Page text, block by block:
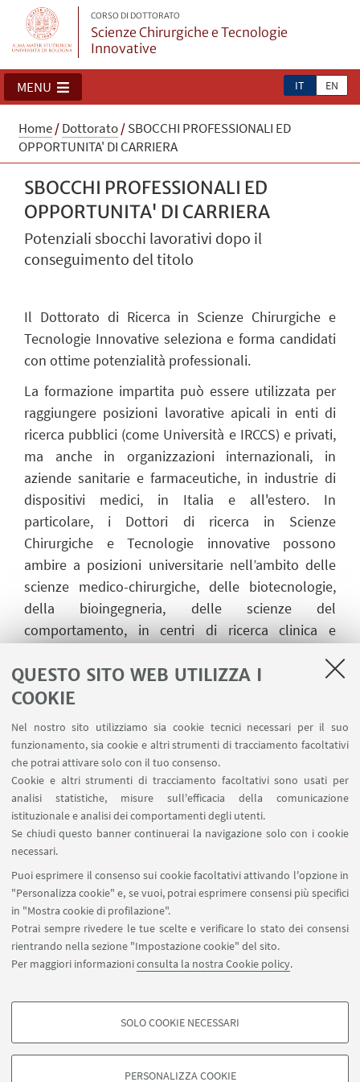
QUESTO SITO WEB UTILIZZA I
COOKIE
Nel nostro sito utilizziamo sia cookie tecnici necessari per il suo
funzionamento, sia cookie e altri strumenti di tracciamento facoltativi
che potrai attivare solo con il tuo consenso.
Cookie e altri strumenti di tracciamento facoltativi sono usati per
analisi statistiche, misure sull'efficacia della comunicazione
istituzionale e analisi dei comportamenti degli utenti.
Se chiudi questo banner continuerai la navigazione solo con i cookie
necessari.
Puoi esprimere il consenso sui cookie facoltativi attivando l'opzione in
"Personalizza cookie" e, se vuoi, potrai esprimere consensi più specifici
in "Mostra cookie di profilazione".
Potrai sempre rivedere le tue scelte e verificare lo stato dei consensi
rientrando nella sezione "Impostazione cookie" del sito.
Per maggiori informazioniconsulta la nostra Cookie policy.
COOKIE DI PROFILAZIONE - FACOLTATIVI
SOLO COOKIE NECESSARI
PERSONALIZZA COOKIE
CORSO DI DOTTORATO
Scienze Chirurgiche e Tecnologie
Innovative
IT EN
MENU
Home/Dottorato/SBOCCHI PROFESSIONALI ED
OPPORTUNITA' DI CARRIERA
SBOCCHI PROFESSIONALI ED
OPPORTUNITA' DI CARRIERA
Potenziali sbocchi lavorativi dopo il
conseguimento del titolo
Il Dottorato di Ricerca in Scienze Chirurgiche e
Tecnologie Innovative seleziona e forma candidati
con ottime potenzialità professionali.
La formazione impartita può essere utilizzata per
raggiungere posizioni lavorative apicali in enti di
ricerca pubblici (come Università e IRCCS) e privati,
ma anche in organizzazioni internazionali, in
aziende sanitarie e farmaceutiche, in industrie di
dispositivi medici, in Italia e all'estero. In
particolare, i Dottori di ricerca in Scienze
Chirurgiche e Tecnologie innovative possono
ambire a posizioni universitarie nell’ambito delle
scienze medico-chirurgiche, delle biotecnologie,
della bioingegneria, delle scienze del
comportamento, in centri di ricerca clinica e
Inoltre, Le capacità e gli insegnamenti appresi dal
Dottori di ricerca rappresentano un valore aggiunto
privato.
Il rapporto
AlmaLaurea(https://www2.almalaurea.it) dell'anno
precedente mostra che tra i Dottori di ricerca in
Scienze Chirurgiche e Tecnologie Innovative,
intervistati un anno dopo rispetto al
conseguimento del titolo, il tasso di occupazione è
superiore al 90% e prossimo al 100%. Oltre l'80%
dei dottorandi ha iniziato a lavorare entro 1 anno
dal conseguimento del dottorato. La rimanente
percentuale ha proseguito il lavoro iniziato prima